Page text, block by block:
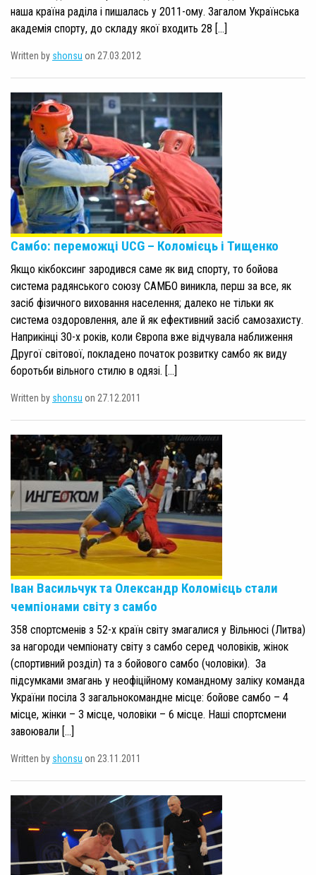
наша країна раділа і пишалась у 2011-ому. Загалом Українська
академія спорту, до складу якої входить 28 […]
Written by shonsu on 27.03.2012
Самбо: переможці UCG – Коломієць і Тищенко
Якщо кікбоксинг зародився саме як вид спорту, то бойова
система радянського союзу САМБО виникла, перш за все, як
засіб фізичного виховання населення; далеко не тільки як
система оздоровлення, але й як ефективний засіб самозахисту.
Наприкінці 30-х років, коли Європа вже відчувала наближення
Другої світової, покладено початок розвитку самбо як виду
боротьби вільного стилю в одязі. […]
Written by shonsu on 27.12.2011
Іван Васильчук та Олександр Коломієць стали
чемпіонами світу з самбо
358 спортсменів з 52-х країн світу змагалися у Вільнюсі (Литва)
за нагороди чемпіонату світу з самбо серед чоловіків, жінок
(спортивний розділ) та з бойового самбо (чоловіки). За
підсумками змагань у неофіційному командному заліку команда
України посіла 3 загальнокомандне місце: бойове самбо – 4
місце, жінки – 3 місце, чоловіки – 6 місце. Наші спортсмени
завоювали […]
Written by shonsu on 23.11.2011